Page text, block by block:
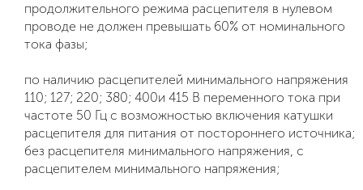
продолжительного режима расцепителя в нулевом
проводе не должен превышать 60% от номинального
тока фазы;
по наличию расцепителей минимального напряжения
110; 127; 220; 380; 400и 415 В переменного тока при
частоте 50 Гц с возможностью включения катушки
расцепителя для питания от постороннего источника;
без расцепителя минимального напряжения, с
расцепителем минимального напряжения;